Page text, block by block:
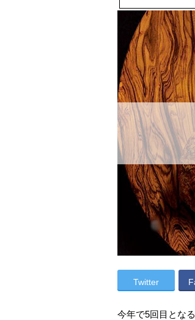
Twitter
今年で5回目とな